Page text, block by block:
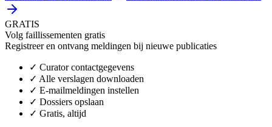
GRATIS
Volg faillissementen gratis
Registreer en ontvang meldingen bij nieuwe publicaties
✓ Curator contactgegevens
✓ Alle verslagen downloaden
✓ E-mailmeldingen instellen
✓ Dossiers opslaan
✓ Gratis, altijd